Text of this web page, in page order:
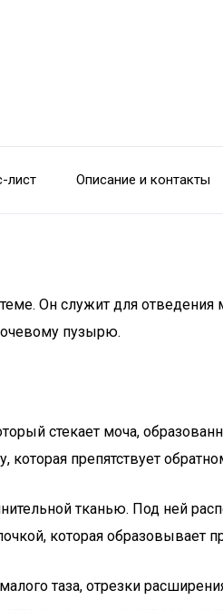
лист Описание и контакты
Он служит для
пузырю.
стекает моча,
препятствует
тканью. Под ней
которая образовывает
таза, отрезки